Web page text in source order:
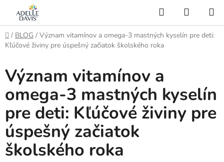
obsah
Hľadať
KOŠÍK
Domov
/ BLOG / Význam vitamínov a omega-3 mastných kyselín pre deti:
Kľúčové živiny pre úspešný začiatok školského roka
Význam vitamínov a
omega-3 mastných kyselín
pre deti: Kľúčové živiny pre
úspešný začiatok
školského roka
AI Asistent